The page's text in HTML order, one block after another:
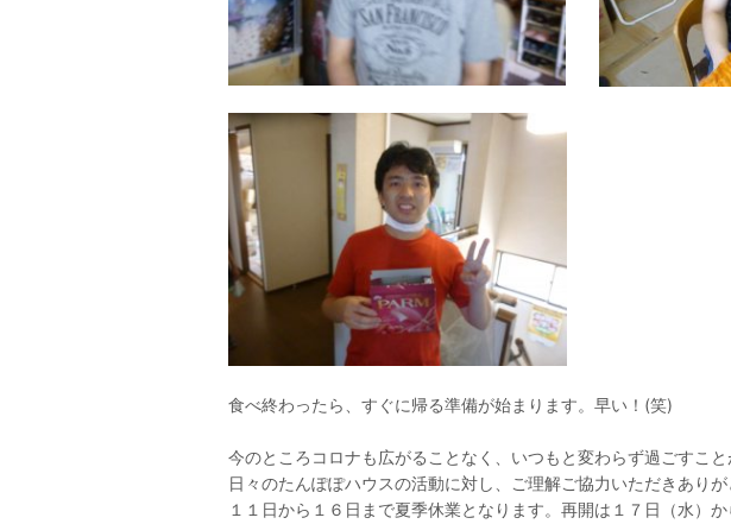
食べ終わったら、すぐに帰る準備が始まります。早い！(笑)
今のところコロナも広がることなく、いつもと変わらず過ごすこと
日々のたんぽぽハウスの活動に対し、ご理解ご協力いただきありが
１１日から１６日まで夏季休業となります。再開は１７日（水）か